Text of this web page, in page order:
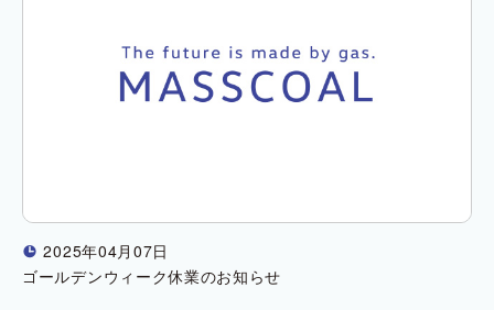
! 2025年04月07日
ゴールデンウィーク休業のお知らせ